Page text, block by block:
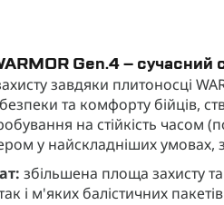
Gen.4 – сучасний
завдяки плитоносці
та комфорту бійців,
на стійкість часом
у найскладніших умовах,
збільшена площа захисту
і м'яких балістичних